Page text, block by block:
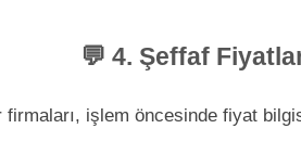
💬 4. Şeffaf
işlem öncesinde fiyat